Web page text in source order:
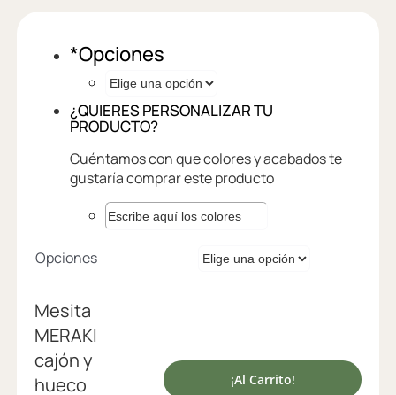
*Opciones
¿QUIERES PERSONALIZAR TU
PRODUCTO?
Cuéntamos con que colores y acabados te
gustaría comprar este producto
Opciones
Mesita
MERAKI
cajón y
hueco
¡Al Carrito!